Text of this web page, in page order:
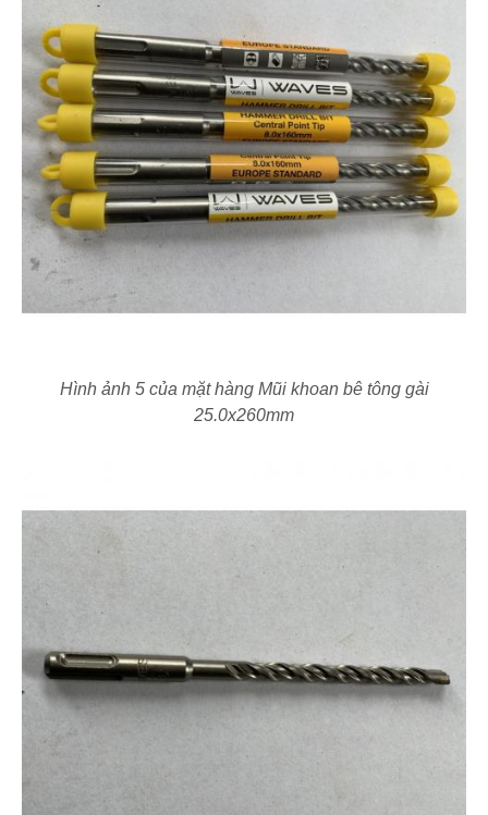
Hình ảnh 5 của mặt hàng Mũi khoan bê tông gài
25.0x260mm